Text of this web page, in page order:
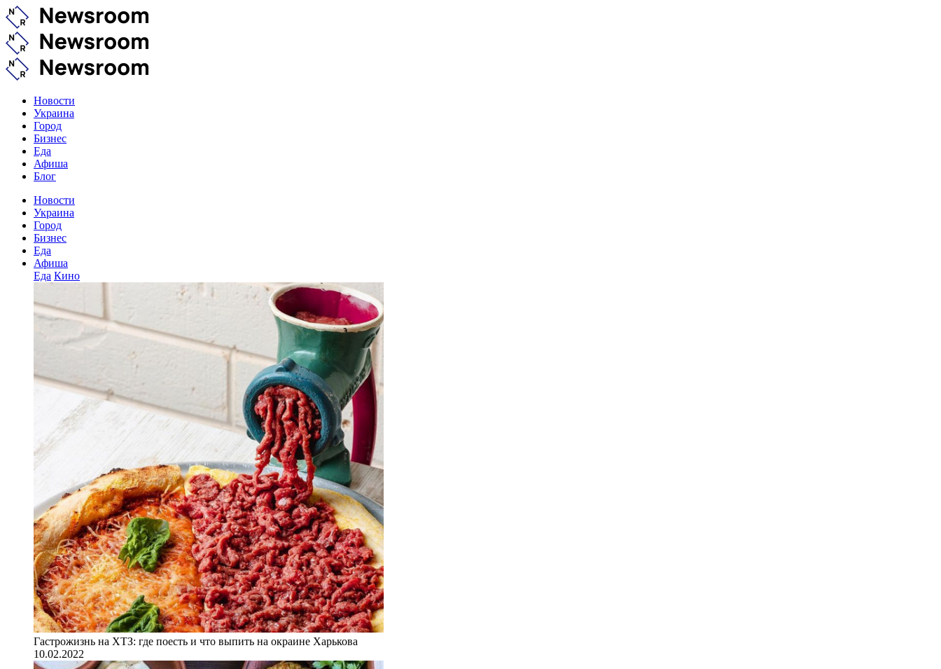
Новости
Украина
Город
Бизнес
Еда
Афиша
Блог
Новости
Украина
Город
Бизнес
Еда
Афиша
Еда Кино
Гастрожизнь на ХТЗ: где поесть и что выпить на окраине Харькова
10.02.2022